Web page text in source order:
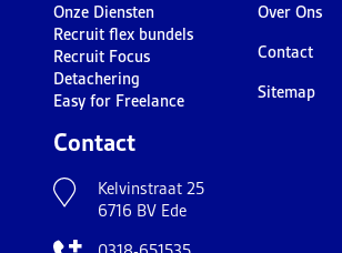
Onze Diensten
Recruit flex bundels
Recruit Focus
Detachering
Easy for Freelance
Over Ons
Contact
Sitemap
Contact
Kelvinstraat 25
6716 BV Ede